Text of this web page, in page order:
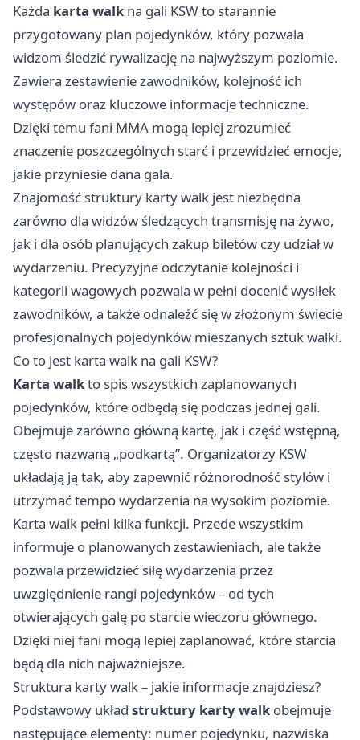
Każda karta walk na gali KSW to starannie
przygotowany plan pojedynków, który pozwala
widzom śledzić rywalizację na najwyższym poziomie.
Zawiera zestawienie zawodników, kolejność ich
występów oraz kluczowe informacje techniczne.
Dzięki temu fani MMA mogą lepiej zrozumieć
znaczenie poszczególnych starć i przewidzieć emocje,
jakie przyniesie dana gala.
Znajomość struktury karty walk jest niezbędna
zarówno dla widzów śledzących transmisję na żywo,
jak i dla osób planujących zakup biletów czy udział w
wydarzeniu. Precyzyjne odczytanie kolejności i
kategorii wagowych pozwala w pełni docenić wysiłek
zawodników, a także odnaleźć się w złożonym świecie
profesjonalnych pojedynków mieszanych sztuk walki.
Co to jest karta walk na gali KSW?
Karta walkto spis wszystkich zaplanowanych
pojedynków, które odbędą się podczas jednej gali.
Obejmuje zarówno główną kartę, jak i część wstępną,
często nazwaną „podkartą”. Organizatorzy KSW
układają ją tak, aby zapewnić różnorodność stylów i
utrzymać tempo wydarzenia na wysokim poziomie.
Karta walk pełni kilka funkcji. Przede wszystkim
informuje o planowanych zestawieniach, ale także
pozwala przewidzieć siłę wydarzenia przez
uwzględnienie rangi pojedynków – od tych
otwierających galę po starcie wieczoru głównego.
Dzięki niej fani mogą lepiej zaplanować, które starcia
będą dla nich najważniejsze.
Struktura karty walk – jakie informacje znajdziesz?
Podstawowy układ struktury karty walk obejmuje
następujące elementy: numer pojedynku, nazwiska